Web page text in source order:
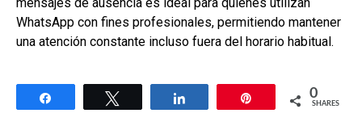
WhatsApp con fines profesionales, permitiendo mantener
una atención constante incluso fuera del horario habitual.
0
SHARES